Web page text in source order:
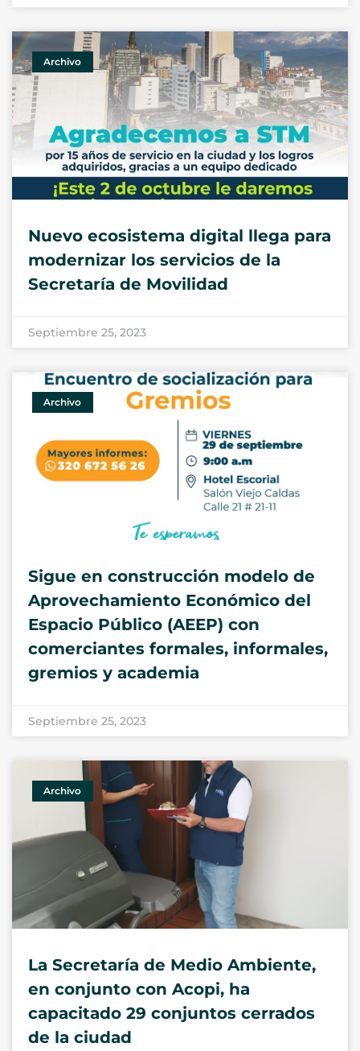
Archivo
Nuevo ecosistema digital llega para
modernizar los servicios de la
Secretaría de Movilidad
Septiembre 25, 2023
Archivo
Sigue en construcción modelo de
Aprovechamiento Económico del
Espacio Público (AEEP) con
comerciantes formales, informales,
gremios y academia
Septiembre 25, 2023
Archivo
La Secretaría de Medio Ambiente,
en conjunto con Acopi, ha
capacitado 29 conjuntos cerrados
de la ciudad